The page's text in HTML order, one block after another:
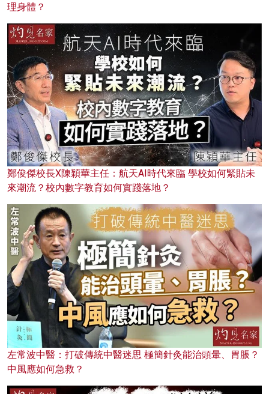
理身體？
鄭俊傑校長X陳穎華主任：航天AI時代來臨 學校如何緊貼未
來潮流？校內數字教育如何實踐落地？
左常波中醫：打破傳統中醫迷思 極簡針灸能治頭暈、胃脹？
中風應如何急救？